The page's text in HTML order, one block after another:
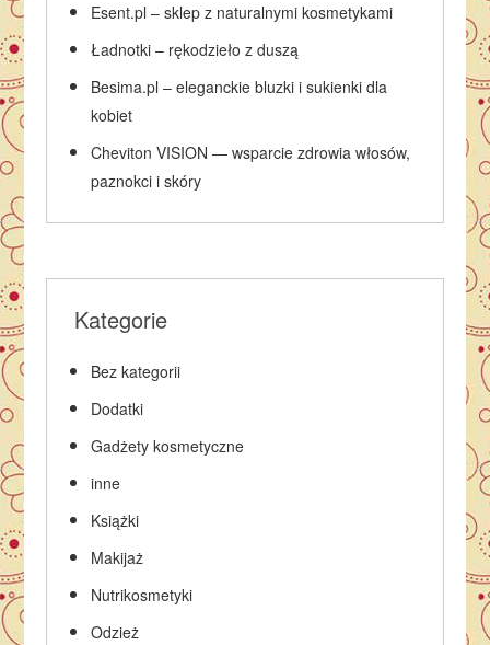
Esent.pl – sklep z naturalnymi kosmetykami
Ładnotki – rękodzieło z duszą
Besima.pl – eleganckie bluzki i sukienki dla
kobiet
Cheviton VISION — wsparcie zdrowia włosów,
paznokci i skóry
Kategorie
Bez kategorii
Dodatki
Gadżety kosmetyczne
inne
Książki
Makijaż
Nutrikosmetyki
Odzież